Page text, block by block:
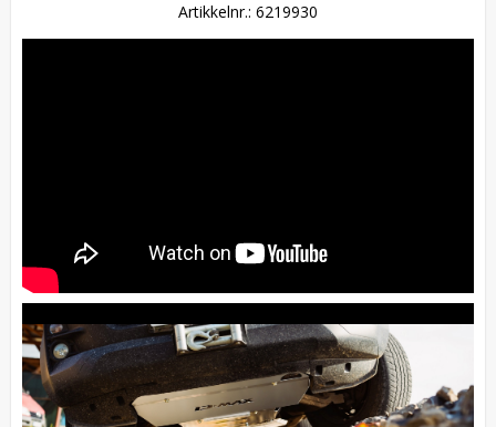
Artikkelnr.: 6219930